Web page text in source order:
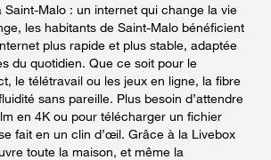
Saint-Malo : un internet qui change la vie
les habitants de Saint-Malo bénéficient
plus rapide et plus stable, adaptée
du quotidien. Que ce soit pour le
le télétravail ou les jeux en ligne, la fibre
sans pareille. Plus besoin d’attendre
en 4K ou pour télécharger un fichier
fait en un clin d’œil. Grâce à la Livebox
toute la maison, et même la